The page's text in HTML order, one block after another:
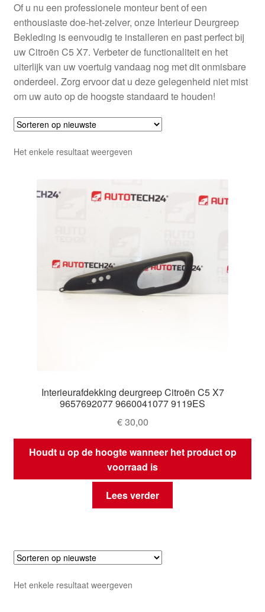
Privacybeleid
Wereldwijde verzending
Winkelwagen
Of u nu een professionele monteur bent of een
enthousiaste doe-het-zelver, onze Interieur Deurgreep
Bekleding is eenvoudig te installeren en past perfect bij
uw Citroën C5 X7. Verbeter de functionaliteit en het
uiterlijk van uw voertuig vandaag nog met dit onmisbare
onderdeel. Zorg ervoor dat u deze gelegenheid niet mist
om uw auto op de hoogste standaard te houden!
Het enkele resultaat weergeven
Interieurafdekking deurgreep Citroën C5 X7
9657692077 9660041077 9119ES
€30,00
Houdt u op de hoogte wanneer het product op
voorraad is
Lees verder
Het enkele resultaat weergeven